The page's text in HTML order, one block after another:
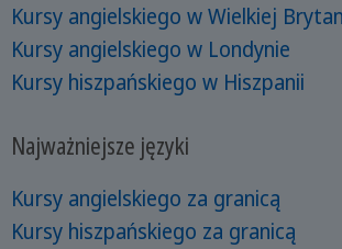
Kursy angielskiego w Wielkiej
Kursy angielskiego w Londynie
Kursy hiszpańskiego w Hiszpanii
Najważniejsze języki
Kursy angielskiego za granicą
Kursy hiszpańskiego za granicą